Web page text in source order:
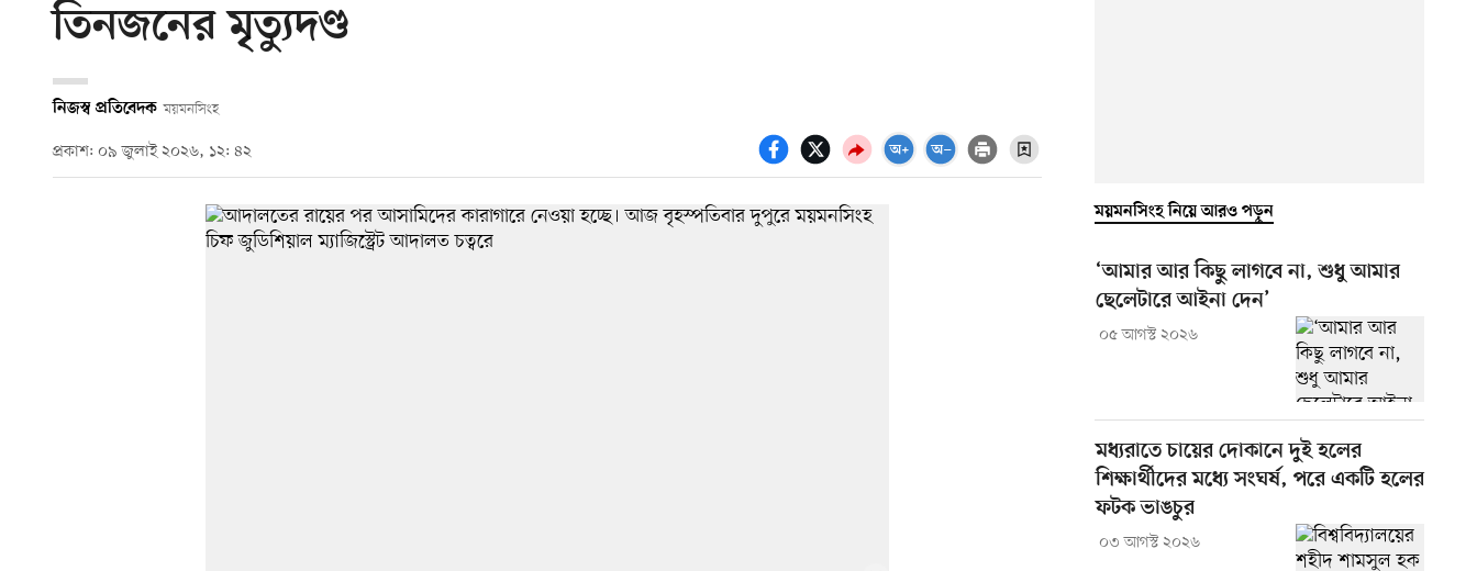
তিনজনের মৃত্যুদণ্ড
নিজস্ব প্রতিবেদক ময়মনসিংহ
প্রকাশ: ০৯ জুলাই ২০২৬, ১২: ৪২
ময়মনসিংহ নিয়ে আরও পড়ুন
‘আমার আর কিছু লাগবে না, শুধু আমার
ছেলেটারে আইনা দেন’
০৫ আগস্ট ২০২৬
মধ্যরাতে চায়ের দোকানে দুই হলের
শিক্ষার্থীদের মধ্যে সংঘর্ষ, পরে একটি হলের
ফটক ভাঙচুর
০৩ আগস্ট ২০২৬